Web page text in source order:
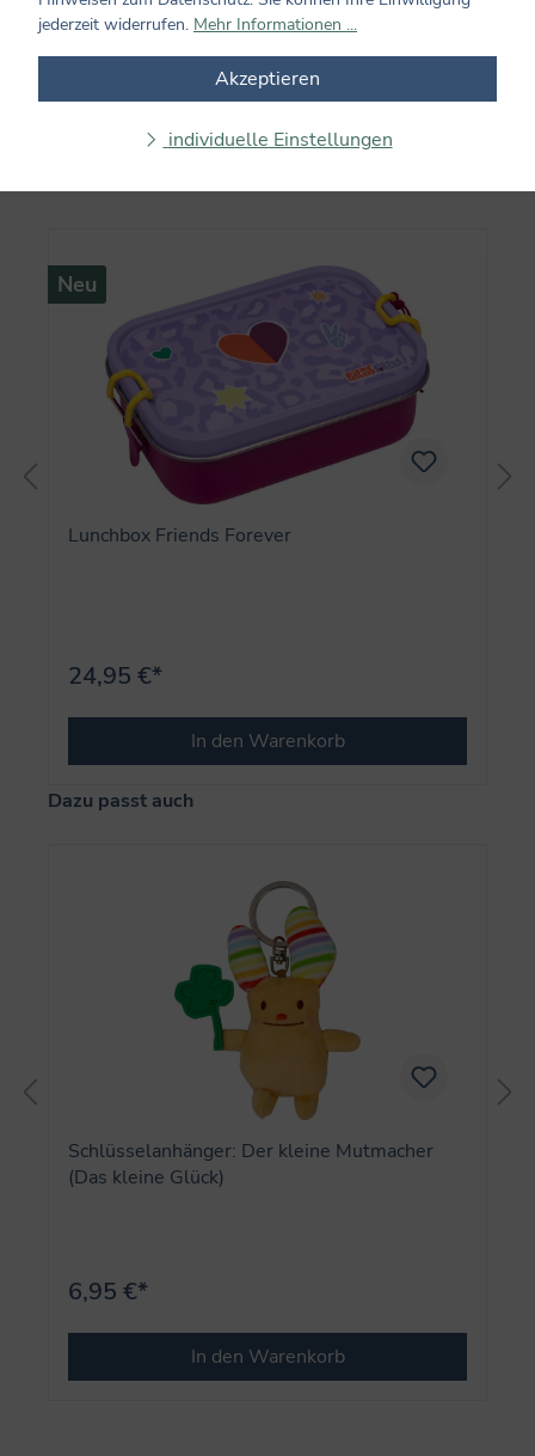
Keine Bewertungen gefunden. Teilen Sie Ihre
Weitere Artikel von "Friends Forever"
Neu
Lunchbox Friends Forever
24,95 €*
In den Warenkorb
Produktgalerie überspringen
Dazu passt auch
Schlüsselanhänger: Der kleine Mutmacher
(Das kleine Glück)
6,95 €*
In den Warenkorb
jederzeit widerrufen. Mehr Informationen ...
Akzeptieren
individuelle Einstellungen